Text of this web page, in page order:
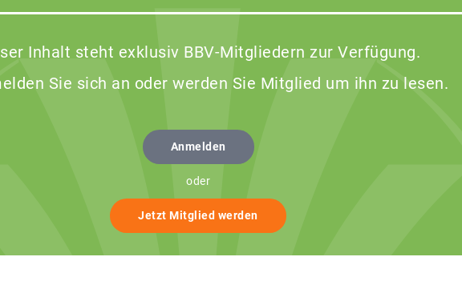
Inhalt steht exklusiv BBV-Mitgliedern zur Verfügung.
Sie sich an oder werden Sie Mitglied um ihn zu lesen.
Anmelden
oder
Jetzt Mitglied werden